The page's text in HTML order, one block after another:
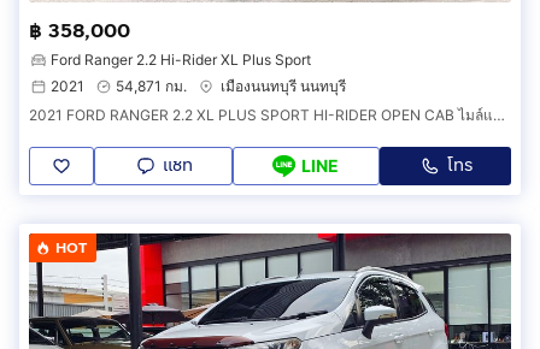
฿ 358,000
Ford Ranger 2.2 Hi-Rider XL Plus Sport
2021
54,871 กม.
เมืองนนทบุรี นนทบุรี
2021 FORD RANGER 2.2 XL PLUS SPORT HI-RIDER OPEN CAB ไมล์แท้ 54,871 km.
แชท LINE โทร
HOT